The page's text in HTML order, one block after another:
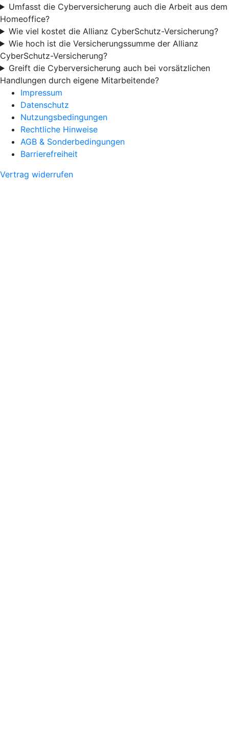
Umfasst die Cyberversicherung auch die Arbeit aus dem
Homeoffice?
Wie viel kostet die Allianz CyberSchutz-Versicherung?
Wie hoch ist die Versicherungssumme der Allianz
CyberSchutz-Versicherung?
Greift die Cyberversicherung auch bei vorsätzlichen
Handlungen durch eigene Mitarbeitende?
Impressum
Datenschutz
Nutzungsbedingungen
Rechtliche Hinweise
AGB & Sonderbedingungen
Barrierefreiheit
Vertrag widerrufen